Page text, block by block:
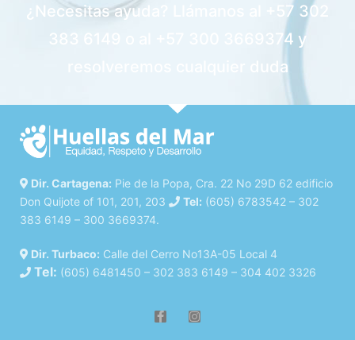
¿Necesitas ayuda? Llámanos al +57 302
383 6149 o al +57 300 3669374 y
resolveremos cualquier duda
Dir. Cartagena: Pie de la Popa, Cra. 22 No 29D 62 edificio
Don Quijote of 101, 201, 203
Tel: (605) 6783542 – 302
383 6149 – 300 3669374.
Dir. Turbaco: Calle del Cerro No13A-05 Local 4
Tel: (605) 6481450 – 302 383 6149 – 304 402 3326